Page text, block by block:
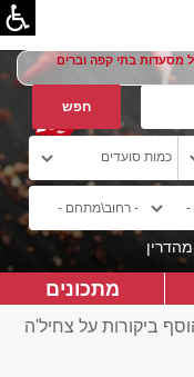
מסעדות בתי קפה וברים
מהדרין
מתכונים
ביקורות על צחיל'ה